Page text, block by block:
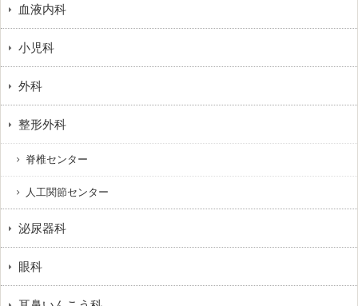
血液内科
小児科
外科
整形外科
脊椎センター
人工関節センター
泌尿器科
眼科